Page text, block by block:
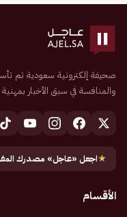
والمنافسة في سبق الأخبار
★اجعل «عاجل» مصدرك
الأقسام